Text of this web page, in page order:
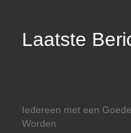
Laatste
Iedereen met een
Worden